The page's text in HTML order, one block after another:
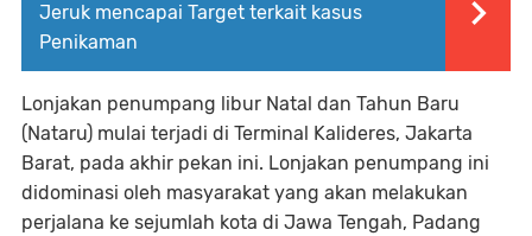
Jeruk mencapai Target terkait kasus
Penikaman
Lonjakan penumpang libur Natal dan Tahun Baru
(Nataru) mulai terjadi di Terminal Kalideres, Jakarta
Barat, pada akhir pekan ini. Lonjakan penumpang ini
didominasi oleh masyarakat yang akan melakukan
perjalana ke sejumlah kota di Jawa Tengah, Padang